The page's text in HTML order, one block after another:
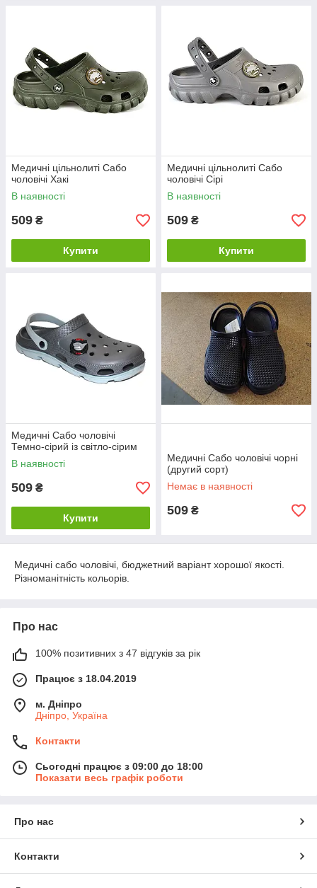
Медичні цільнолиті Сабо
чоловічі Хакі
В наявності
509 ₴
Купити
Медичні цільнолиті Сабо
чоловічі Сірі
В наявності
509 ₴
Купити
Медичні Сабо чоловічі
Темно-сірий із світло-сірим
В наявності
509 ₴
Купити
Медичні Сабо чоловічі чорні
(другий сорт)
Немає в наявності
509 ₴
Медичні сабо чоловічі, бюджетний варіант хорошої якості.
Різноманітність кольорів.
Про нас
100% позитивних з 47 відгуків за рік
Працює з 18.04.2019
м. Дніпро
Дніпро, Україна
Контакти
Сьогодні працює з 09:00 до 18:00
Показати весь графік роботи
Про нас
Контакти